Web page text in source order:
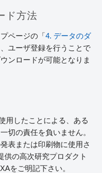
ド方法
ページの「4. データのダ
ユーザ登録を行うことで
ンロードが可能となりま
用したことによる、ある
切の責任を負いません。
表または印刷物に使用さ
供の高次研究プロダクト
をご明記下さい。